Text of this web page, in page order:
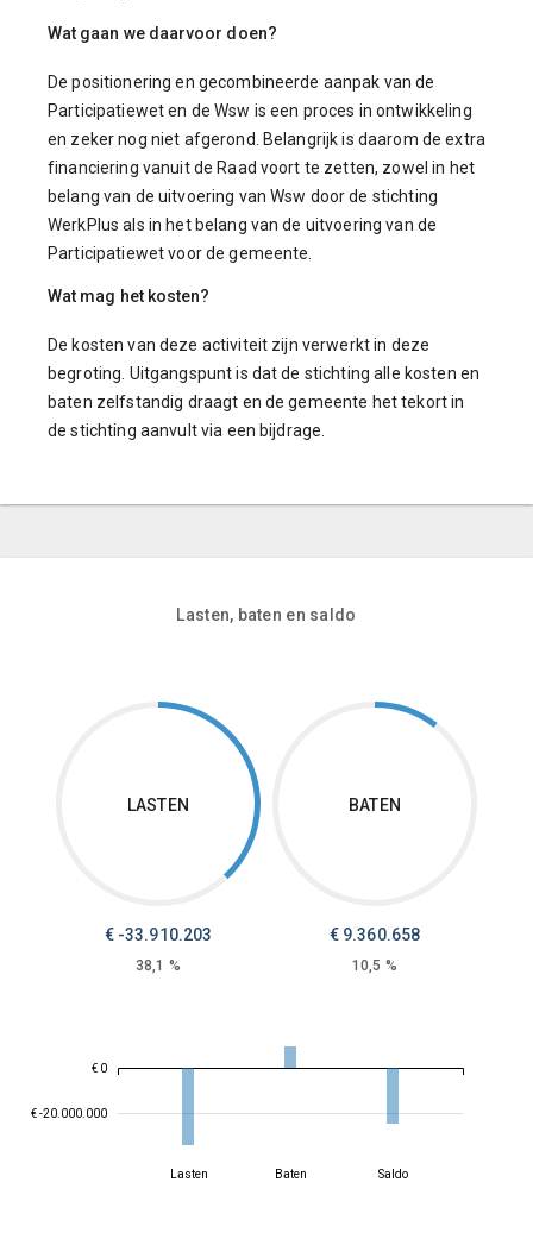
Wat gaan we daarvoor doen?
De positionering en gecombineerde aanpak van de
Participatiewet en de Wsw is een proces in ontwikkeling
en zeker nog niet afgerond. Belangrijk is daarom de extra
financiering vanuit de Raad voort te zetten, zowel in het
belang van de uitvoering van Wsw door de stichting
WerkPlus als in het belang van de uitvoering van de
Participatiewet voor de gemeente.
Wat mag het kosten?
De kosten van deze activiteit zijn verwerkt in deze
begroting. Uitgangspunt is dat de stichting alle kosten en
baten zelfstandig draagt en de gemeente het tekort in
de stichting aanvult via een bijdrage.
Lasten, baten en saldo
LASTEN
€ -33.910.203
38,1 %
BATEN
€ 9.360.658
10,5 %
€ -20.000.000
€ 0
Lasten Baten Saldo